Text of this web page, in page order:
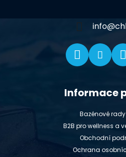
info@
Informace
Bazénové
B2B pro wellness a
Obchodní
Ochrana